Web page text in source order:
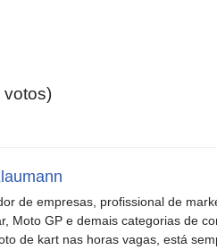
votos)
de empresas, profissional de
Moto GP e demais categorias de
de kart nas horas vagas, está